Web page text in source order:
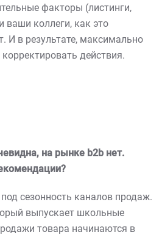
факторы (листинги,
ваши коллеги, как это
И в результате, максимально
действия.
на рынке b2b нет.
сезонность каналов продаж.
выпускает школьные
товара начинаются в